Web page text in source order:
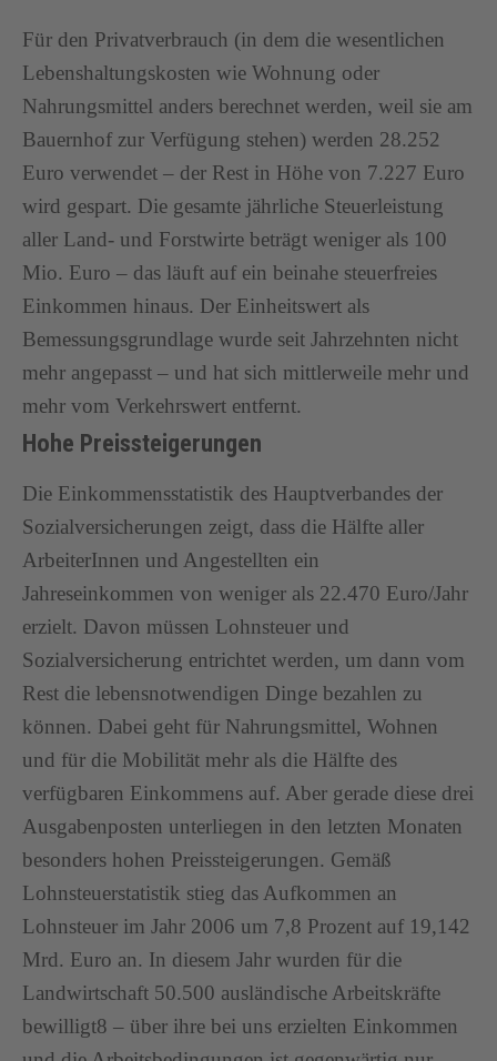
Für den Privatverbrauch (in dem die wesentlichen
Lebenshaltungskosten wie Wohnung oder
Nahrungsmittel anders berechnet werden, weil sie am
Bauernhof zur Verfügung stehen) werden 28.252
Euro verwendet – der Rest in Höhe von 7.227 Euro
wird gespart. Die gesamte jährliche Steuerleistung
aller Land- und Forstwirte beträgt weniger als 100
Mio. Euro – das läuft auf ein beinahe steuerfreies
Einkommen hinaus. Der Einheitswert als
Bemessungsgrundlage wurde seit Jahrzehnten nicht
mehr angepasst – und hat sich mittlerweile mehr und
mehr vom Verkehrswert entfernt.
Hohe Preissteigerungen
Die Einkommensstatistik des Hauptverbandes der
Sozialversicherungen zeigt, dass die Hälfte aller
ArbeiterInnen und Angestellten ein
Jahreseinkommen von weniger als 22.470 Euro/Jahr
erzielt. Davon müssen Lohnsteuer und
Sozialversicherung entrichtet werden, um dann vom
Rest die lebensnotwendigen Dinge bezahlen zu
können. Dabei geht für Nahrungsmittel, Wohnen
und für die Mobilität mehr als die Hälfte des
verfügbaren Einkommens auf. Aber gerade diese drei
Ausgabenposten unterliegen in den letzten Monaten
besonders hohen Preissteigerungen. Gemäß
Lohnsteuerstatistik stieg das Aufkommen an
Lohnsteuer im Jahr 2006 um 7,8 Prozent auf 19,142
Mrd. Euro an. In diesem Jahr wurden für die
Landwirtschaft 50.500 ausländische Arbeitskräfte
bewilligt8 – über ihre bei uns erzielten Einkommen